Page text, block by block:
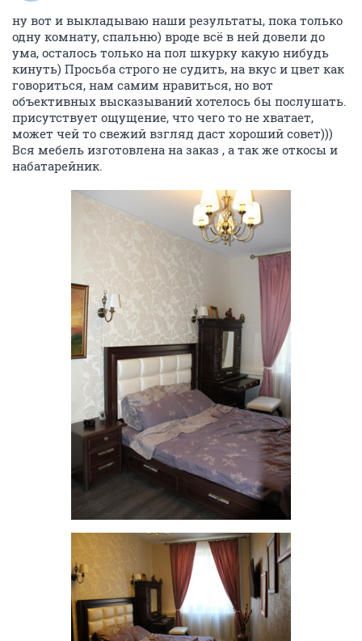
ну вот и выкладываю наши результаты, пока только
одну комнату, спальню) вроде всё в ней довели до
ума, осталось только на пол шкурку какую нибудь
кинуть) Просьба строго не судить, на вкус и цвет как
говориться, нам самим нравиться, но вот
объективных высказываний хотелось бы послушать.
присутствует ощущение, что чего то не хватает,
может чей то свежий взгляд даст хороший совет)))
Вся мебель изготовлена на заказ , а так же откосы и
набатарейник.